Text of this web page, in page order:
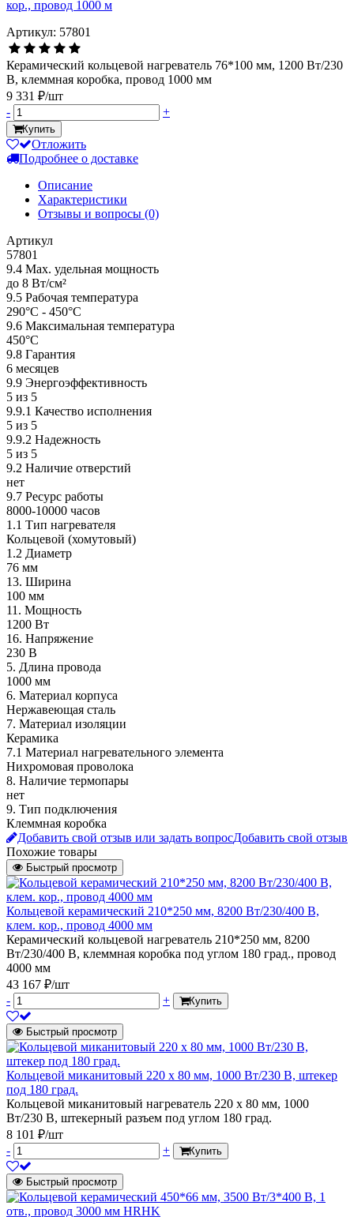
Артикул: 57801
Керамический кольцевой нагреватель 76*100 мм, 1200 Вт/230
В, клеммная коробка, провод 1000 мм
9 331 ₽/шт
-
+
Купить
Отложить
Подробнее о доставке
Описание
Характеристики
Отзывы и вопросы (0)
Артикул
57801
9.4 Мах. удельная мощность
до 8 Вт/см²
9.5 Рабочая температура
290°С - 450°С
9.6 Максимальная температура
450°С
9.8 Гарантия
6 месяцев
9.9 Энергоэффективность
5 из 5
9.9.1 Качество исполнения
5 из 5
9.9.2 Надежность
5 из 5
9.2 Наличие отверстий
нет
9.7 Ресурс работы
8000-10000 часов
1.1 Тип нагревателя
Кольцевой (хомутовый)
1.2 Диаметр
76 мм
13. Ширина
100 мм
11. Мощность
1200 Вт
16. Напряжение
230 В
5. Длина провода
1000 мм
6. Материал корпуса
Нержавеющая сталь
7. Материал изоляции
Керамика
7.1 Материал нагревательного элемента
Нихромовая проволока
8. Наличие термопары
нет
9. Тип подключения
Клеммная коробка
Добавить свой отзыв или задать вопросДобавить свой отзыв
Похожие товары
Быстрый просмотр
Кольцевой керамический 210*250 мм, 8200 Вт/230/400 В,
клем. кор., провод 4000 мм
Керамический кольцевой нагреватель 210*250 мм, 8200
Вт/230/400 В, клеммная коробка под углом 180 град., провод
4000 мм
43 167 ₽/шт
-
+ Купить
Быстрый просмотр
Кольцевой миканитовый 220 х 80 мм, 1000 Вт/230 В, штекер
под 180 град.
Кольцевой миканитовый нагреватель 220 х 80 мм, 1000
Вт/230 В, штекерный разъем под углом 180 град.
8 101 ₽/шт
-
+ Купить
Быстрый просмотр